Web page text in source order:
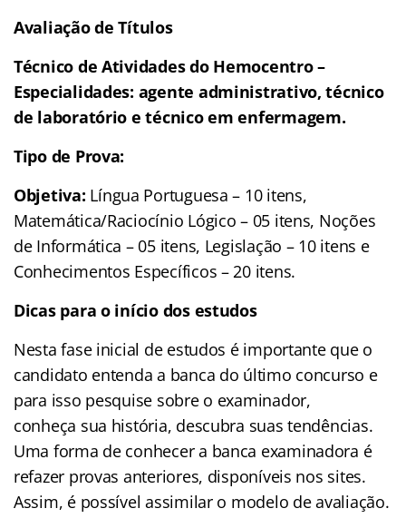
Avaliação de Títulos
Técnico de Atividades do Hemocentro –
Especialidades: agente administrativo, técnico
de laboratório e técnico em enfermagem.
Tipo de Prova:
Objetiva: Língua Portuguesa – 10 itens,
Matemática/Raciocínio Lógico – 05 itens, Noções
de Informática – 05 itens, Legislação – 10 itens e
Conhecimentos Específicos – 20 itens.
Dicas para o início dos estudos
Nesta fase inicial de estudos é importante que o
candidato entenda a banca do último concurso e
para isso pesquise sobre o examinador,
conheça sua história, descubra suas tendências.
Uma forma de conhecer a banca examinadora é
refazer provas anteriores, disponíveis nos sites.
Assim, é possível assimilar o modelo de avaliação.